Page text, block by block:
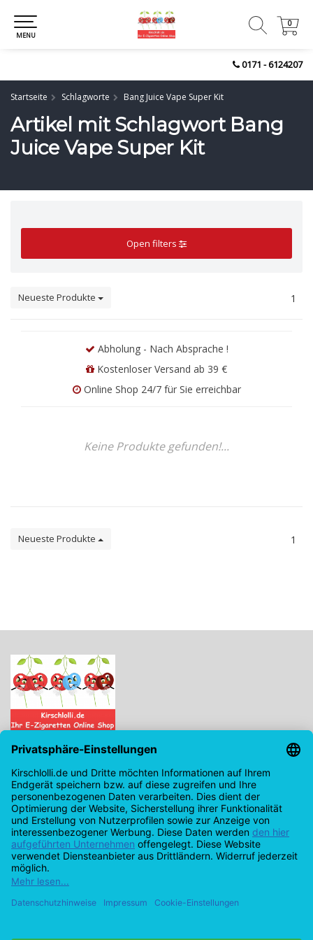
0171 - 6124207
0
0
MENU
Startseite Schlagworte Bang Juice Vape Super Kit
Artikel mit Schlagwort Bang
Juice Vape Super Kit
Open filters
Neueste Produkte 1
Abholung - Nach Absprache !
Kostenloser Versand ab 39 €
Online Shop 24/7 für Sie erreichbar
Keine Produkte gefunden!...
Neueste Produkte 1
Kirschlolli.de - Ihr E-Zigaretten Online Shop
Kirchplatz 7, 96114 Hirschaid
0171 - 6124207
info@kirschlolli.de
USt-IdNr.: DE321609131
Kundendienst